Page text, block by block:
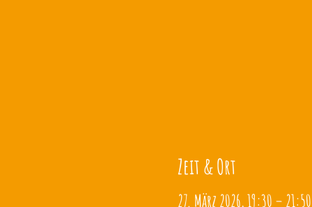
Zeit & Ort
27. März 2026, 19:30 – 21:50